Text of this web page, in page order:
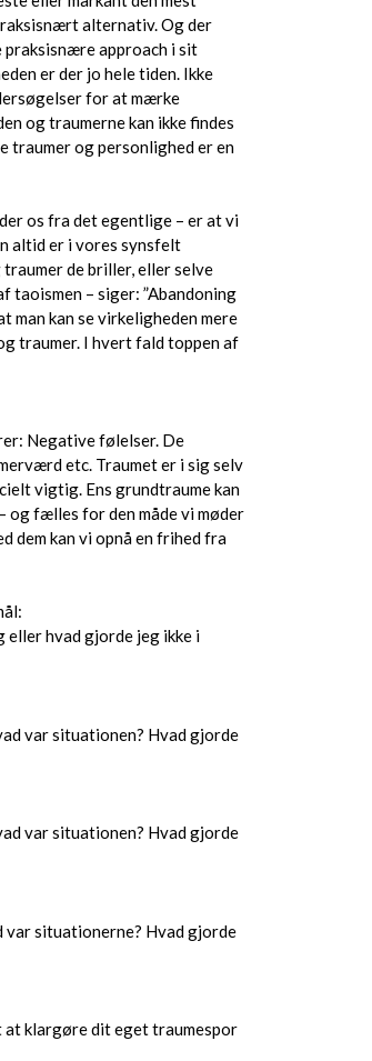
alternativ. Og der
praksisnære approach i sit
er der jo hele tiden. Ikke
for at mærke
og traumerne kan ikke findes
traumer og personlighed er en
os fra det egentlige – er at vi
altid er i vores synsfelt
de briller, eller selve
taoismen – siger: ”Abandoning
man kan se virkeligheden mere
traumer. I hvert fald toppen af
Negative følelser. De
etc. Traumet er i sig selv
vigtig. Ens grundtraume kan
og fælles for den måde vi møder
dem kan vi opnå en frihed fra
eller hvad gjorde jeg ikke i
var situationen? Hvad gjorde
var situationen? Hvad gjorde
var situationerne? Hvad gjorde
at klargøre dit eget traumespor